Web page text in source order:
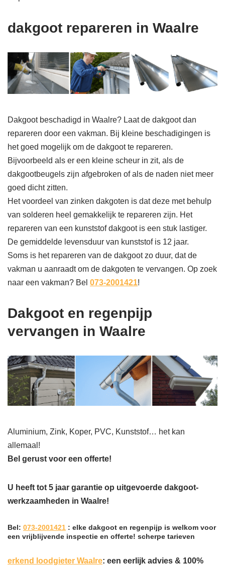
dakgoot repareren in Waalre
Dakgoot beschadigd in Waalre? Laat de dakgoot dan
repareren door een vakman. Bij kleine beschadigingen is
het goed mogelijk om de dakgoot te repareren.
Bijvoorbeeld als er een kleine scheur in zit, als de
dakgootbeugels zijn afgebroken of als de naden niet meer
goed dicht zitten.
Het voordeel van zinken dakgoten is dat deze met behulp
van solderen heel gemakkelijk te repareren zijn. Het
repareren van een kunststof dakgoot is een stuk lastiger.
De gemiddelde levensduur van kunststof is 12 jaar.
Soms is het repareren van de dakgoot zo duur, dat de
vakman u aanraadt om de dakgoten te vervangen. Op zoek
naar een vakman? Bel 073-2001421!
Dakgoot en regenpijp
vervangen in Waalre
Aluminium, Zink, Koper, PVC, Kunststof… het kan
allemaal!
Bel gerust voor een offerte!
U heeft tot 5 jaar garantie op uitgevoerde dakgoot-
werkzaamheden in Waalre!
Bel: 073-2001421 : elke dakgoot en regenpijp is welkom voor
een vrijblijvende inspectie en offerte! scherpe tarieven
erkend loodgieter Waalre: een eerlijk advies & 100%